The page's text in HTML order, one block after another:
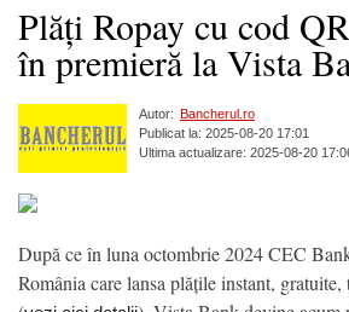
Plăți Ropay cu cod
în premieră la Vista
Autor: Bancherul.ro
Publicat la: 2025-08-20 17:01
Ultima actualizare: 2025-08-20
După ce în luna octombrie 2024 CEC
România care lansa plățile instant,